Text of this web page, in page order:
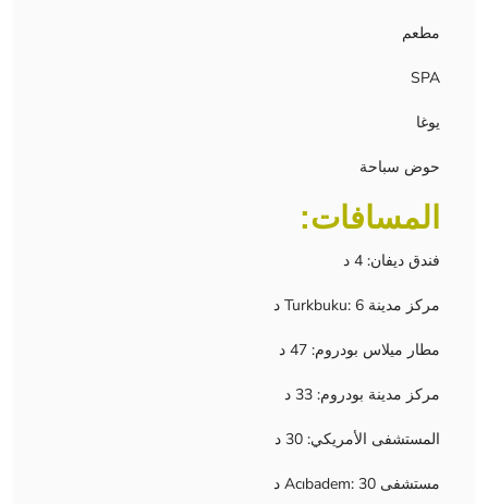
مطعم
SPA
يوغا
حوض سباحة
المسافات:
فندق ديفان: 4 د
مركز مدينة Turkbuku: 6 د
مطار ميلاس بودروم: 47 د
مركز مدينة بودروم: 33 د
المستشفى الأمريكي: 30 د
مستشفى Acıbadem: 30 د